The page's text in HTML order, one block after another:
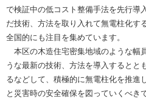
で検証中の低コスト整備手法を先行導
だ技術、方法を取り入れて無電柱化す
全国的にも注目を集めています。
本区の木造住宅密集地域のような幅
うな最新の技術、方法を導入するとと
るなどして、積極的に無電柱化を推進
と災害時の安全確保を図っていくべき